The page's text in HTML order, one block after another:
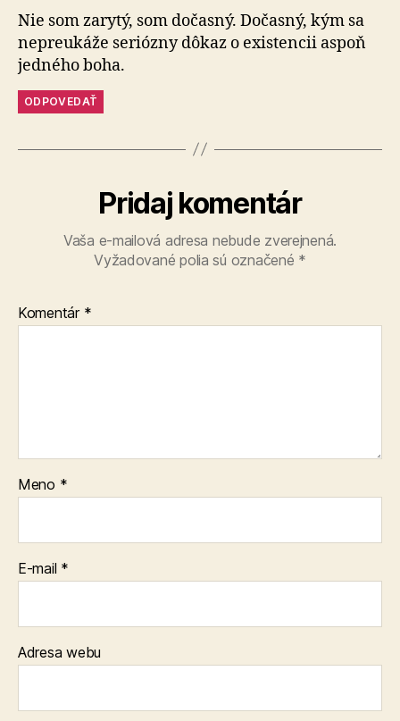
Nie som zarytý, som dočasný. Dočasný, kým sa
nepreukáže seriózny dôkaz o existencii aspoň
jedného boha.
ODPOVEDAŤ
Pridaj komentár
Vaša e-mailová adresa nebude zverejnená.
Vyžadované polia sú označené *
Komentár *
Meno *
E-mail *
Adresa webu